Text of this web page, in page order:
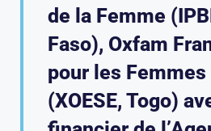
de la Femme
Faso), Oxfam
pour les
(XOESE, Togo)